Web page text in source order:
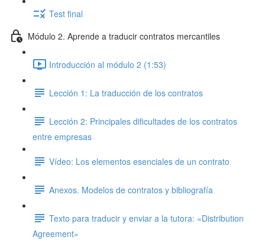
Test final
Módulo 2. Aprende a traducir contratos mercantiles
Introducción al módulo 2 (1:53)
Lección 1: La traducción de los contratos
Lección 2: Principales dificultades de los contratos
entre empresas
Vídeo: Los elementos esenciales de un contrato
Anexos. Modelos de contratos y bibliografía
Texto para traducir y enviar a la tutora: «Distribution
Agreement»